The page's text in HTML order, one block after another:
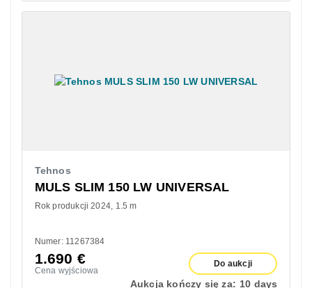
Tehnos
MULS SLIM 150 LW UNIVERSAL
Rok produkcji 2024 1.5 m
Numer: 11267384
1.690 €
Cena wyjściowa
Do aukcji
Aukcja kończy się za: 10 days